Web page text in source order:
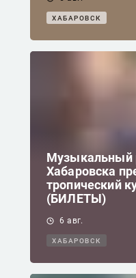
ХАБАРОВСК
Музыкальный
Хабаровска
тропический
(БИЛЕТЫ)
6 авг.
ХАБАРОВСК